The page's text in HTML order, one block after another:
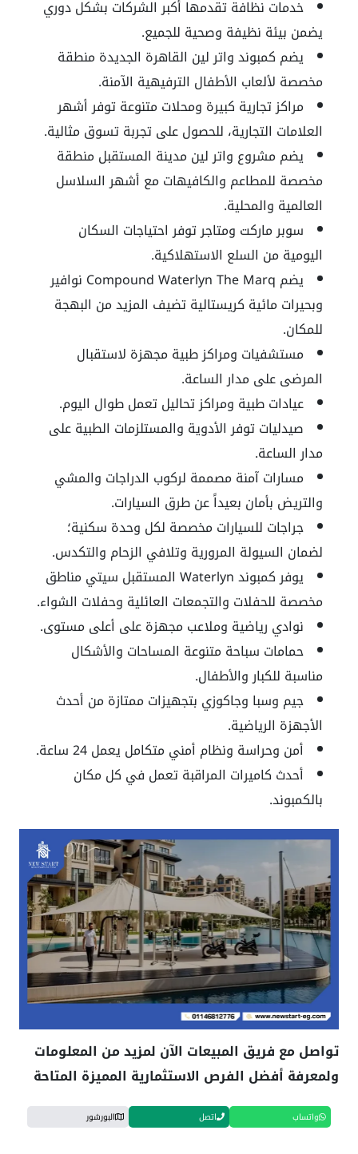
خدمات نظافة تقدمها أكبر الشركات بشكل دوري
يضمن بيئة نظيفة وصحية للجميع.
يضم كمبوند واتر لين القاهرة الجديدة منطقة
مخصصة لألعاب الأطفال الترفيهية الآمنة.
مراكز تجارية كبيرة ومحلات متنوعة توفر أشهر
العلامات التجارية، للحصول على تجربة تسوق مثالية.
يضم مشروع واتر لين مدينة المستقبل منطقة
مخصصة للمطاعم والكافيهات مع أشهر السلاسل
العالمية والمحلية.
سوبر ماركت ومتاجر توفر احتياجات السكان
اليومية من السلع الاستهلاكية.
يضم Compound Waterlyn The Marq نوافير
وبحيرات مائية كريستالية تضيف المزيد من البهجة
للمكان.
مستشفيات ومراكز طبية مجهزة لاستقبال
المرضى على مدار الساعة.
عيادات طبية ومراكز تحاليل تعمل طوال اليوم.
صيدليات توفر الأدوية والمستلزمات الطبية على
مدار الساعة.
مسارات آمنة مصممة لركوب الدراجات والمشي
والتريض بأمان بعيداً عن طرق السيارات.
جراجات للسيارات مخصصة لكل وحدة سكنية؛
لضمان السيولة المرورية وتلافي الزحام والتكدس.
يوفر كمبوند Waterlyn المستقبل سيتي مناطق
مخصصة للحفلات والتجمعات العائلية وحفلات الشواء.
نوادي رياضية وملاعب مجهزة على أعلى مستوى.
حمامات سباحة متنوعة المساحات والأشكال
مناسبة للكبار والأطفال.
جيم وسبا وجاكوزي بتجهيزات ممتازة من أحدث
الأجهزة الرياضية.
أمن وحراسة ونظام أمني متكامل يعمل 24 ساعة.
أحدث كاميرات المراقبة تعمل في كل مكان
بالكمبوند.
تواصل مع فريق المبيعات الآن لمزيد من المعلومات
ولمعرفة أفضل الفرص الاستثمارية المميزة المتاحة
واتساب اتصل البورشور